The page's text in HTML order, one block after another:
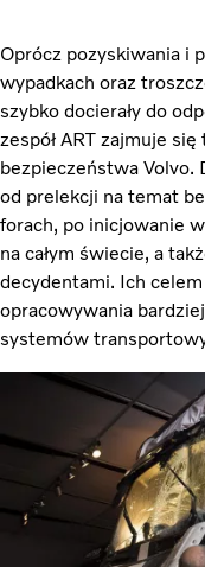
Oprócz pozyskiwania i
wypadkach oraz
szybko docierały do
zespół ART zajmuje
bezpieczeństwa Volvo.
od prelekcji na temat
forach, po inicjowanie
na całym świecie, a
decydentami. Ich celem
opracowywania
systemów